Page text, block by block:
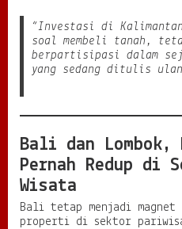
“Investasi di
soal membeli tanah,
berpartisipasi dalam
yang sedang ditulis
Bali dan Lombok,
Pernah Redup di
Wisata
Bali tetap menjadi
properti di sektor